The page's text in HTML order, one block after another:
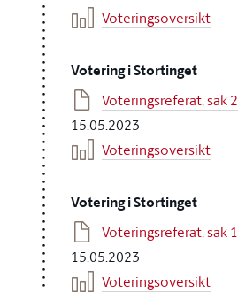
Voteringsoversikt
Votering i Stortinget
Voteringsreferat, sak 2
15.05.2023
Voteringsoversikt
Votering i Stortinget
Voteringsreferat, sak 1
15.05.2023
Voteringsoversikt